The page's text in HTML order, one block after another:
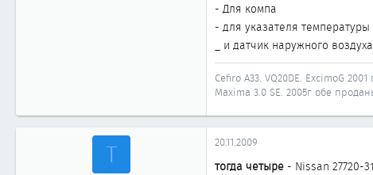
- Для компа
- для указателя температуры
_ и датчик наружного
Cefiro A33. VQ20DE. ExcimoG 2001
Maxima 3.0 SE. 2005г обе
Т 20.11.2009
тогда четыре - Nissan 27720-